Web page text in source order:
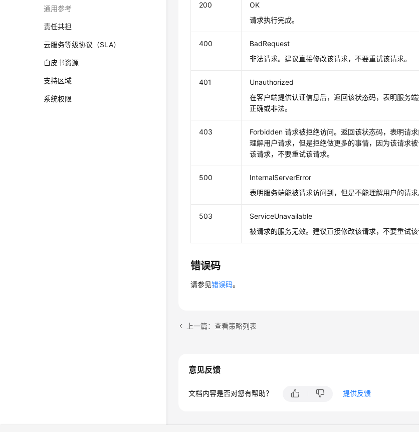
通用参考
责任共担
云服务等级协议（SLA）
白皮书资源
支持区域
系统权限
200
OK
请求执行完成。
400
BadRequest
非法请求。建议直接修改该请求，不要重试该请求。
401
Unauthorized
在客户端提供认证信息后，返回该状态码，表明服务
正确或非法。
403
Forbidden 请求被拒绝访问。返回该状态码，表明请
理解用户请求，但是拒绝做更多的事情，因为该请求
该请求，不要重试该请求。
500
InternalServerError
表明服务端能被请求访问到，但是不能理解用户的请求
503
ServiceUnavailable
被请求的服务无效。建议直接修改该请求，不要重试该
错误码
请参见错误码。
上一篇：查看策略列表
意见反馈
文档内容是否对您有帮助？ 提供反馈